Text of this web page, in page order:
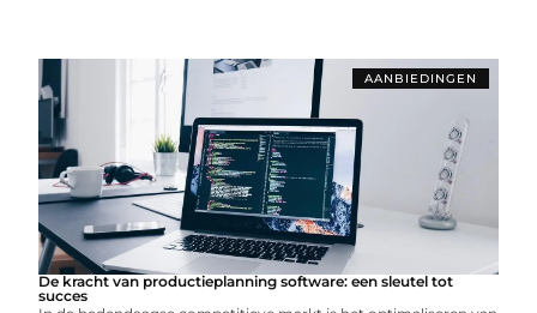
AANBIEDINGEN
De kracht van productieplanning software: een sleutel tot
succes